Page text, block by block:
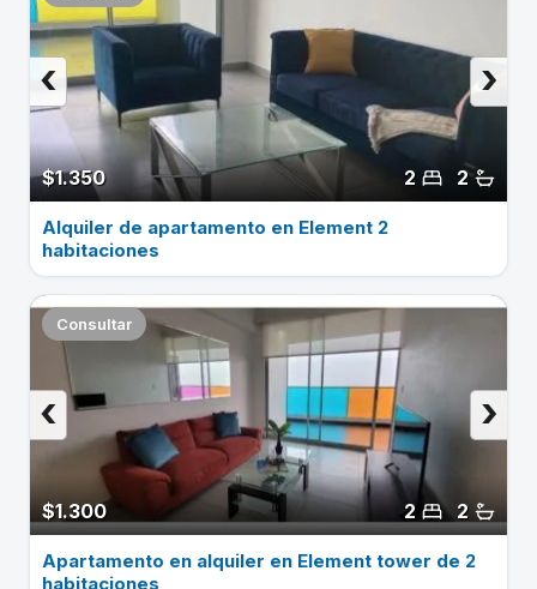
$1.350 2
2
›
‹
Alquiler de apartamento en Element 2
habitaciones
Consultar
$1.300 2
2
›
‹
Apartamento en alquiler en Element tower de 2
habitaciones